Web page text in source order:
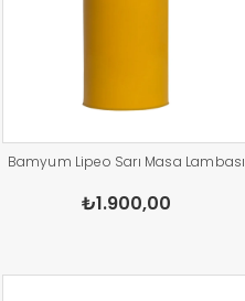
Bamyum Lipeo Sarı Masa Lambası
₺1.900,00